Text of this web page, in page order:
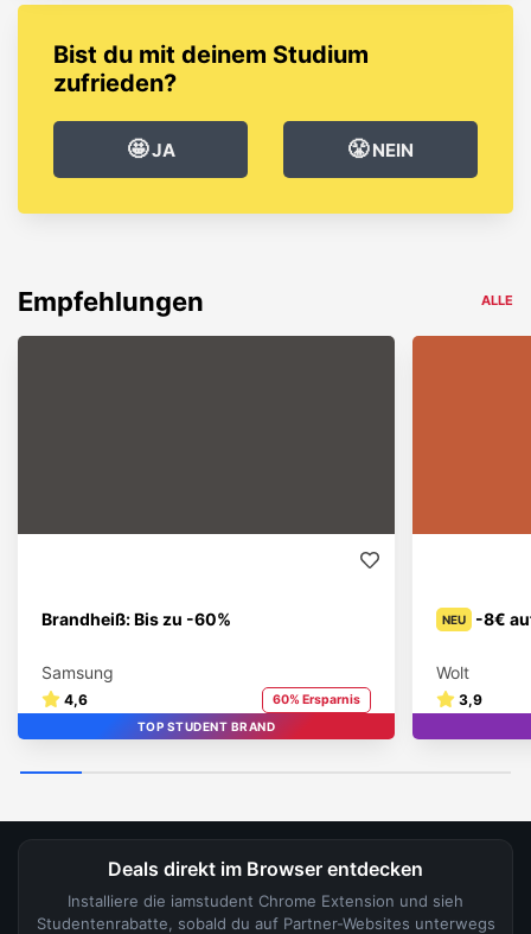
Bist du mit deinem Studium
zufrieden?
🤩JA 😤NEIN
Empfehlungen ALLE
Brandheiß: Bis zu -60%
Samsung
4,6 60% Ersparnis
TOP STUDENT BRAND
NEU -8€
Wolt
3,9
Deals direkt im Browser entdecken
Installiere die iamstudent Chrome Extension und sieh
Studentenrabatte, sobald du auf Partner-Websites unterwegs